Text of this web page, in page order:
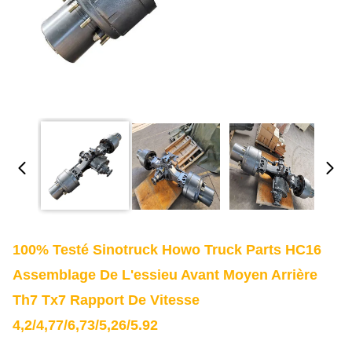
100% Testé Sinotruck Howo Truck Parts HC16
Assemblage De L'essieu Avant Moyen Arrière
Th7 Tx7 Rapport De Vitesse
4,2/4,77/6,73/5,26/5.92